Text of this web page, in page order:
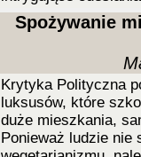
Spożywanie
Krytyka Polityczna
luksusów, które
duże mieszkania,
Ponieważ ludzie nie